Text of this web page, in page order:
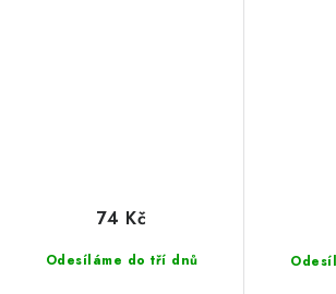
Odesíláme do tří dnů
74 Kč